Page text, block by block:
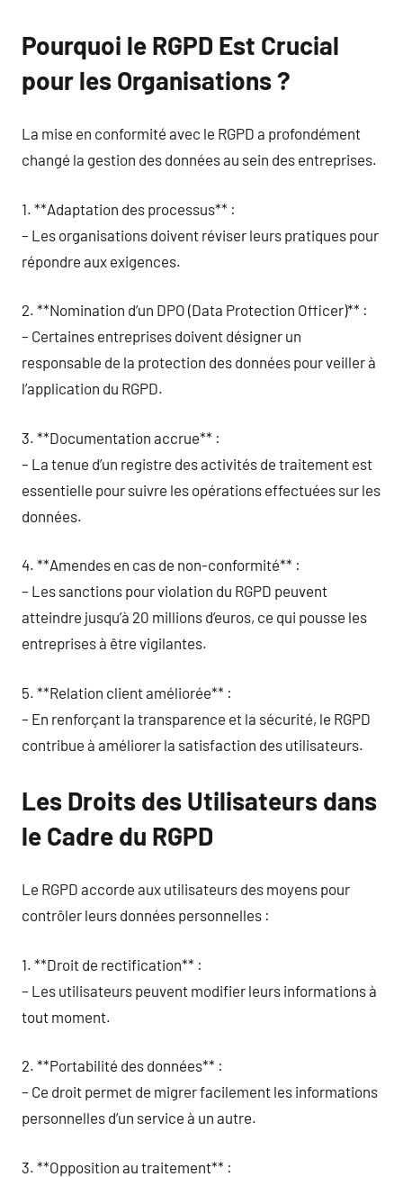
Pourquoi le RGPD Est Crucial
pour les Organisations ?
La mise en conformité avec le RGPD a profondément
changé la gestion des données au sein des entreprises.
1. **Adaptation des processus** :
– Les organisations doivent réviser leurs pratiques pour
répondre aux exigences.
2. **Nomination d’un DPO (Data Protection Officer)** :
– Certaines entreprises doivent désigner un
responsable de la protection des données pour veiller à
l’application du RGPD.
3. **Documentation accrue** :
– La tenue d’un registre des activités de traitement est
essentielle pour suivre les opérations effectuées sur les
données.
4. **Amendes en cas de non-conformité** :
– Les sanctions pour violation du RGPD peuvent
atteindre jusqu’à 20 millions d’euros, ce qui pousse les
entreprises à être vigilantes.
5. **Relation client améliorée** :
– En renforçant la transparence et la sécurité, le RGPD
contribue à améliorer la satisfaction des utilisateurs.
Les Droits des Utilisateurs dans
le Cadre du RGPD
Le RGPD accorde aux utilisateurs des moyens pour
contrôler leurs données personnelles :
1. **Droit de rectification** :
– Les utilisateurs peuvent modifier leurs informations à
tout moment.
2. **Portabilité des données** :
– Ce droit permet de migrer facilement les informations
personnelles d’un service à un autre.
3. **Opposition au traitement** :